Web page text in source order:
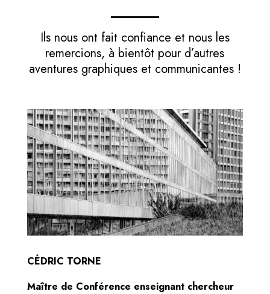
Ils nous ont fait confiance et nous les
remercions, à bientôt pour d’autres
aventures graphiques et communicantes !
CÉDRIC TORNE
Maître de Conférence enseignant chercheur